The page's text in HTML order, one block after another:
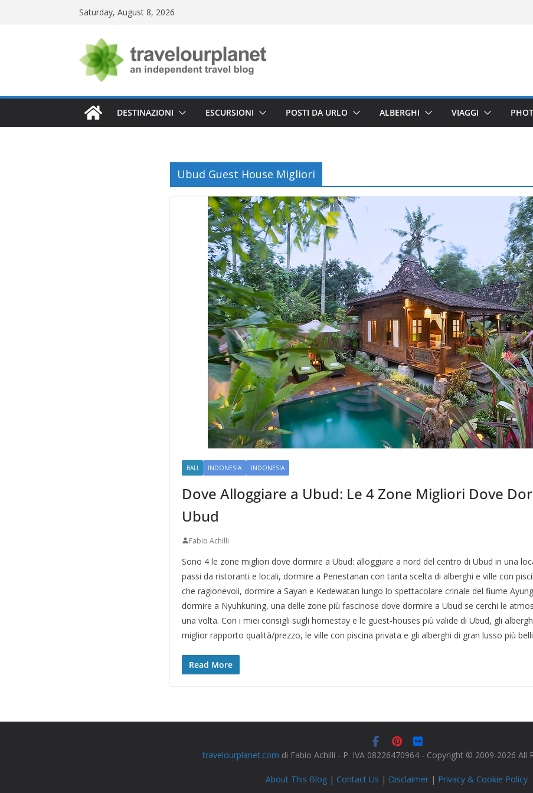
Saturday, August 8, 2026
DESTINAZIONI ESCURSIONI POSTI DA URLO ALBERGHI VIAGGI
Ubud Guest House Migliori
BALI INDONESIA INDONESIA
Dove Alloggiare a Ubud: Le 4 Zone Migliori Dove
Ubud
Fabio Achilli
Sono 4 le zone migliori dove dormire a Ubud: alloggiare a nord del centro di Ubud in una
passi da ristoranti e locali, dormire a Penestanan con tanta scelta di alberghi e ville con
che ragionevoli, dormire a Sayan e Kedewatan lungo lo spettacolare crinale del fiume
dormire a Nyuhkuning, una delle zone più fascinose dove dormire a Ubud se cerchi le
una volta. Con i miei consigli sugli homestay e le guest-houses più valide di Ubud, gli
miglior rapporto qualità/prezzo, le ville con piscina privata e gli alberghi di gran lusso più
Read More
travelourplanet.com di Fabio Achilli - P. IVA 08226470964 - Copyright © 2009-2026 All
About This Blog | Contact Us | Disclaimer | Privacy & Cookie Policy